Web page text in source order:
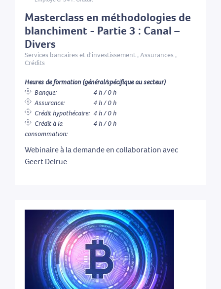
Masterclass en méthodologies de
blanchiment - Partie 3 : Canal –
Divers
Services bancaires et d'investissement , Assurances ,
Crédits
Heures de formation (général/spécifique au secteur)
Banque:
4 h / 0 h
Assurance:
4 h / 0 h
Crédit hypothécaire: 4 h / 0 h
Crédit à la
consommation:
4 h / 0 h
Webinaire à la demande en collaboration avec
Geert Delrue